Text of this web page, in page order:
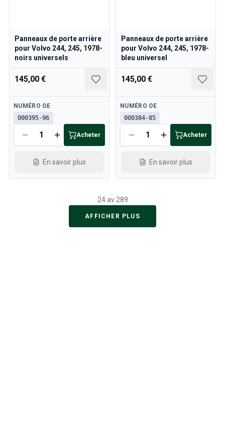
Panneaux de porte arrière
pour Volvo 244, 245, 1978-
noirs universels
145,00 €
Disponible
NUMÉRO OE
000395-96
Acheter
En savoir plus
Panneaux de porte arrière
pour Volvo 244, 245, 1978-
bleu universel
145,00 €
Disponible
NUMÉRO OE
000384-85
Acheter
En savoir plus
24 av 289
AFFICHER PLUS